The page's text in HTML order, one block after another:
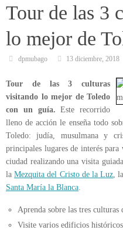
Tour de las 3
lo mejor de
dpmubago 13 diciembre, 2018
Tour de las 3 culturas
visitando lo mejor de Toledo
con un guía.Este recorrido
lleno de acción le enseña todo
Toledo: judía, musulmana y
principales lugares de interés
ciudad realizando una visita
laMezquita del Cristo de la Luz,
Santa María la Blanca.
Aprenda sobre las tres culturas
Visite varios edificios